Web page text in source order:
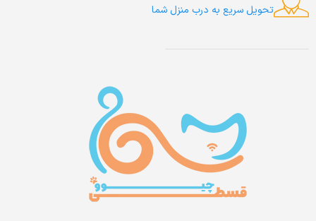
تحویل سریع به درب منزل شما